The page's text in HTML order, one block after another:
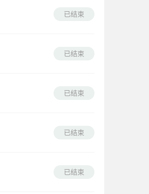
已结束
已结束
已结束
已结束
已结束